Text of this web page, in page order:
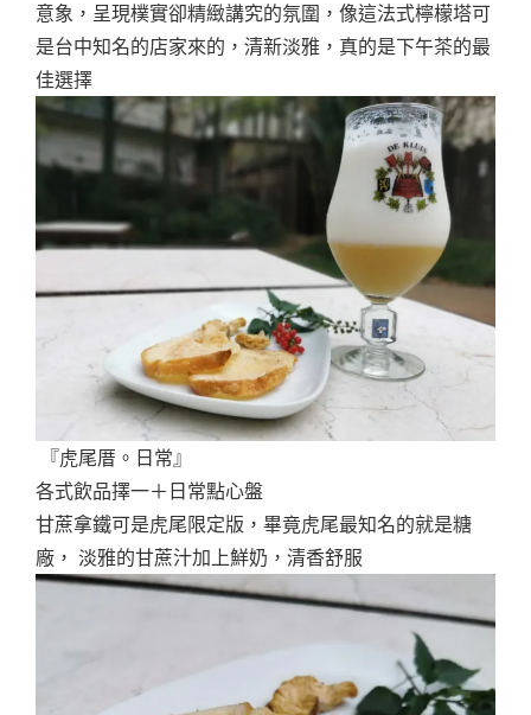
意象，呈現樸實卻精緻講究的氛圍，像這法式檸檬塔可
是台中知名的店家來的，清新淡雅，真的是下午茶的最
佳選擇
『虎尾厝。日常』
各式飲品擇一＋日常點心盤
甘蔗拿鐵可是虎尾限定版，畢竟虎尾最知名的就是糖
廠， 淡雅的甘蔗汁加上鮮奶，清香舒服